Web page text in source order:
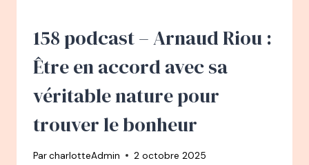
D’AUDITRICE
AVEC
PROJET
BÉBÉ
DEVENIR
158 podcast – Arnaud Riou :
Être en accord avec sa
véritable nature pour
trouver le bonheur
ParcharlotteAdmin 2 octobre 2025